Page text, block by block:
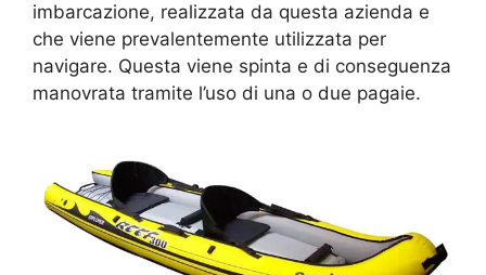
imbarcazione, realizzata da questa azienda e
che viene prevalentemente utilizzata per
navigare. Questa viene spinta e di conseguenza
manovrata tramite l’uso di una o due pagaie.